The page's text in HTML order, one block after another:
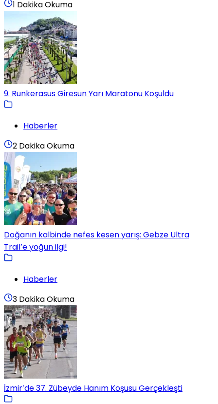
1 Dakika Okuma
9. Runkerasus Giresun Yarı Maratonu Koşuldu
Haberler
2 Dakika Okuma
Doğanın kalbinde nefes kesen yarış: Gebze Ultra
Trail’e yoğun ilgi!
Haberler
3 Dakika Okuma
İzmir’de 37. Zübeyde Hanım Koşusu Gerçekleşti